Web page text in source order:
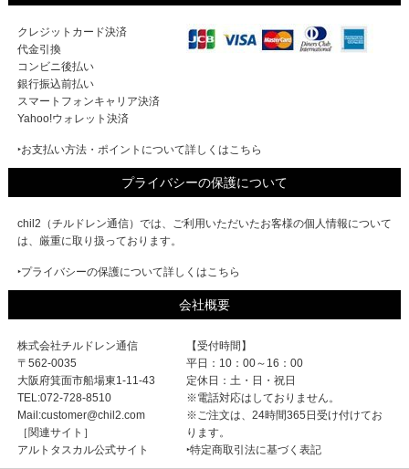
クレジットカード決済
代金引換
コンビニ後払い
銀行振込前払い
スマートフォンキャリア決済
Yahoo!ウォレット決済
‣お支払い方法・ポイントについて詳しくはこちら
プライバシーの保護について
chil2（チルドレン通信）では、ご利用いただいたお客様の個人情報について
は、厳重に取り扱っております。
‣プライバシーの保護について詳しくはこちら
会社概要
株式会社チルドレン通信
〒562-0035
大阪府箕面市船場東1-11-43
TEL:072-728-8510
Mail:customer@chil2.com
［関連サイト］
アルトタスカル公式サイト
【受付時間】
平日：10：00～16：00
定休日：土・日・祝日
※電話対応はしておりません。
※ご注文は、24時間365日受け付けてお
ります。
‣特定商取引法に基づく表記